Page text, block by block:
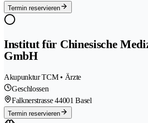
Termin reservieren
Institut für Chinesische
GmbH
Akupunktur TCM • Ärzte
Geschlossen
Falknerstrasse 44001 Basel
Termin reservieren